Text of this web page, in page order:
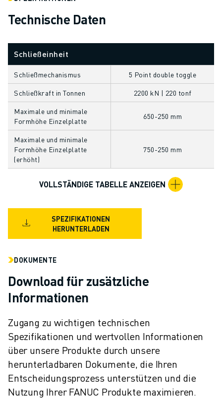
ÜBER FANUC
FANUC IN EUROPA
NACHHALTIGKEIT
KARRIERE
GESTALTEN SIE IHRE ZUKUNFT MIT FANUC
JETZT BEWERBEN » KARRIEREPORTAL
KONTAKT
KONTAKT
STANDORTE
IMPRESSUM
Technische Daten
Schließeinheit
Schließmechanismus 5 Point double toggle
Schließkraft in Tonnen 2200 kN | 220 tonf
Maximale und minimale
Formhöhe Einzelplatte
650-250 mm
Maximale und minimale
Formhöhe Einzelplatte
(erhöht)
750-250 mm
VOLLSTÄNDIGE TABELLE ANZEIGEN
SPEZIFIKATIONEN
HERUNTERLADEN
DOKUMENTE
Download für zusätzliche
Informationen
Zugang zu wichtigen technischen
Spezifikationen und wertvollen Informationen
über unsere Produkte durch unsere
herunterladbaren Dokumente, die Ihren
Entscheidungsprozess unterstützen und die
Nutzung Ihrer FANUC Produkte maximieren.